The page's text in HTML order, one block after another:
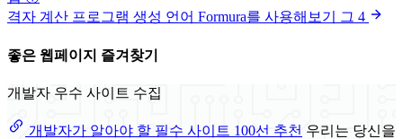
격자 계산 프로그램 생성 언어 Formura를 사용해보기 그 4
좋은 웹페이지 즐겨찾기
개발자 우수 사이트 수집
개발자가 알아야 할 필수 사이트 100선 추천 우리는 당신을